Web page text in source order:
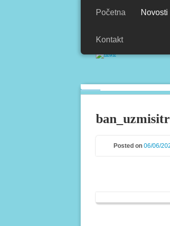
Početna Novosti
Kontakt
Posted on 06/06/